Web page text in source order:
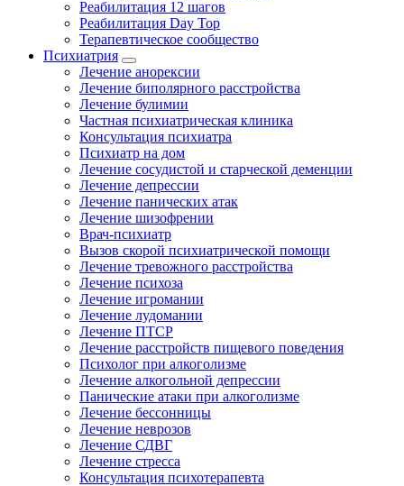
Реабилитация 12 шагов
Реабилитация Day Top
Терапевтическое сообщество
Психиатрия
Лечение анорексии
Лечение биполярного расстройства
Лечение булимии
Частная психиатрическая клиника
Консультация психиатра
Психиатр на дом
Лечение сосудистой и старческой деменции
Лечение депрессии
Лечение панических атак
Лечение шизофрении
Врач-психиатр
Вызов скорой психиатрической помощи
Лечение тревожного расстройства
Лечение психоза
Лечение игромании
Лечение лудомании
Лечение ПТСР
Лечение расстройств пищевого поведения
Психолог при алкоголизме
Лечение алкогольной депрессии
Панические атаки при алкоголизме
Лечение бессонницы
Лечение неврозов
Лечение СДВГ
Лечение стресса
Консультация психотерапевта